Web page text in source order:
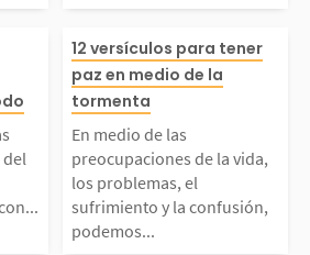
malesta
de ansie
recorda
rientativas que
darán a
ios en los
una de
más no
del
En medio de
upaciones de
os problemas,
miento y la
12 versículos para tener
paz en medio de la
tormenta
En medio de las
preocupaciones de la vida,
los problemas, el
sufrimiento y la confusión,
podemos...